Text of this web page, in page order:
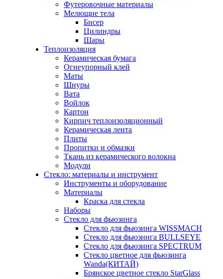
Футеровочные материалы
Мелющие тела
Бисер
Цилиндры
Шары
Теплоизоляция
Керамическая бумага
Огнеупорный клей
Маты
Шнуры
Вата
Войлок
Картон
Кирпич теплоизоляционный
Керамическая лента
Плиты
Пропитки и обмазки
Ткань из керамического волокна
Модули
Стекло: материалы и инструмент
Инструменты и оборудование
Материалы
Краска для стекла
Наборы
Стекло для фьюзинга
Стекло для фьюзинга WISSMACH
Стекло для фьюзинга BULLSEYE
Стекло для фьюзинга SPECTRUM
Стекло цветное для фьюзинга
Wanda(КИТАЙ)
Брянское цветное стекло StarGlass